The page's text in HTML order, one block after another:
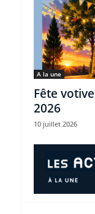
A la une
Fête
2026
10 juillet 2026